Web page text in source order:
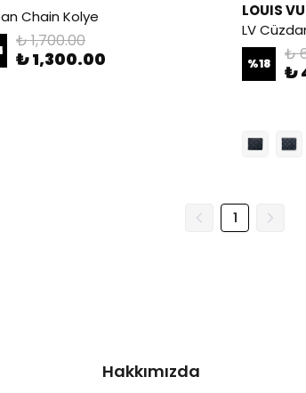
Chain Kolye
₺ 1,700.00
₺ 1,300.00
LOUIS
LV
%18 ₺
₺
1
Hakkımızda